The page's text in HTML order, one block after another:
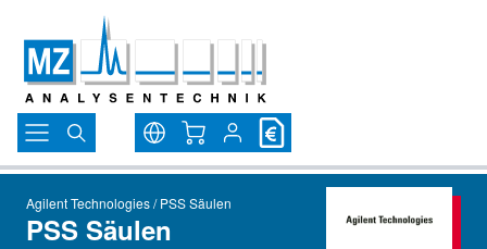
Direkt zum Inhalt
Warenkorb
Agilent Technologies / PSS Säulen
PSS Säulen